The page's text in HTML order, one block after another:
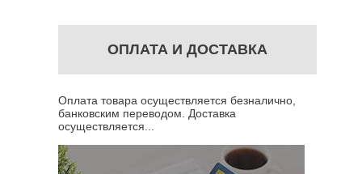
ОПЛАТА И ДОСТАВКА
Оплата товара осуществляется безналично,
банковским переводом. Доставка
осуществляется...